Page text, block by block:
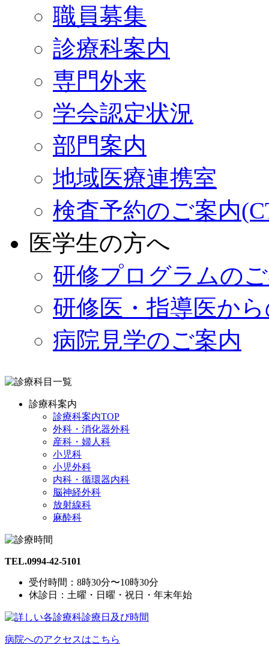
職員募集
診療科案内
専門外来
学会認定状況
部門案内
地域医療連携室
検査予約のご案内
医学生の方へ
研修プログラムの
研修医・指導医か
病院見学のご案内
診療科案内
診療科案内TOP
外科・消化器外科
産科・婦人科
小児科
小児外科
内科・循環器内科
脳神経外科
放射線科
麻酔科
TEL.0994-42-5101
受付時間：8時30分〜10時30分
休診日：土曜・日曜・祝日・年末年始
病院へのアクセスはこちら